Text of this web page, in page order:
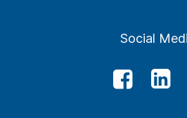
Social